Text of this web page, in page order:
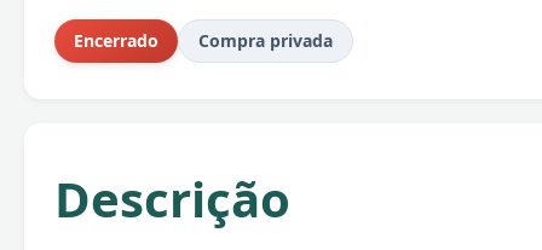
Encerrado Compra privada
Descrição